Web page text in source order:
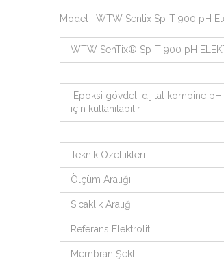
Model : WTW Sentix Sp-T 900 pH
WTW SenTix® Sp-T 900 pH
Epoksi gövdeli dijital kombine pH
için kullanılabilir
Teknik Özellikleri
Ölçüm Aralığı
Sıcaklık Aralığı
Referans Elektrolit
Membran Şekli